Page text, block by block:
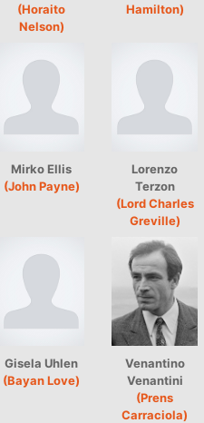
(Horaito
Nelson)
Hamilton)
Mirko Ellis
(John Payne)
Lorenzo
Terzon
(Lord Charles
Greville)
Gisela Uhlen
(Bayan Love)
Venantino
Venantini
(Prens
Carraciola)